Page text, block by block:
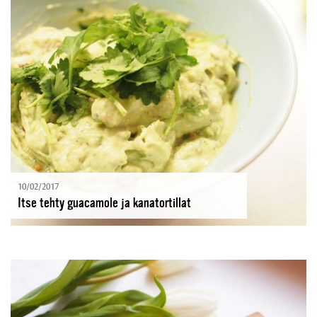
10/02/2017
Itse tehty guacamole ja kanatortillat